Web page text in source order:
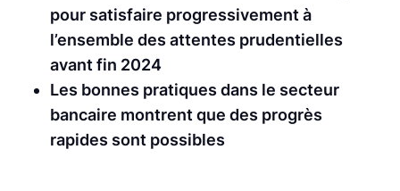
pour satisfaire progressivement à
l’ensemble des attentes prudentielles
avant fin 2024
Les bonnes pratiques dans le secteur
bancaire montrent que des progrès
rapides sont possibles